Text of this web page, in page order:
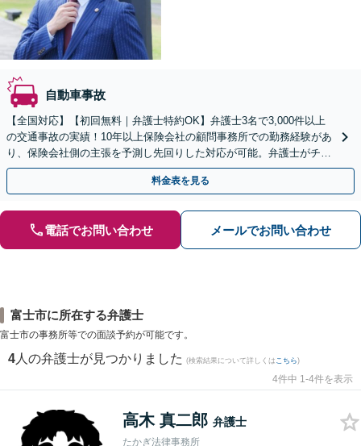
自動車事故
【全国対応】【初回無料｜弁護士特約OK】弁護士3名で3,000件以上
の交通事故の実績！10年以上保険会社の顧問事務所での勤務経験があ
り、保険会社側の主張を予測し先回りした対応が可能。弁護士がチー
ムとなり示談交渉、休業損害、後遺障害等に対応。
料金表を見る
電話でお問い合わせ メールでお問い合わせ
富士市に所在する弁護士
富士市の事務所等での面談予約が可能です。
4 人の弁護士が見つかりました (検索結果について詳しくは こちら)
4件中 1-4件を表示
高木 真二郎 弁護士
たかぎ法律事務所